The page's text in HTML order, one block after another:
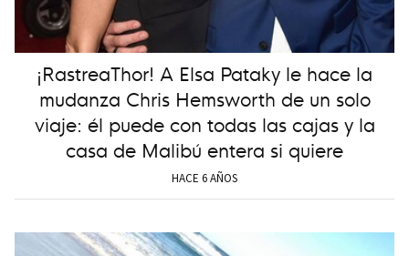
¡RastreaThor! A Elsa Pataky le hace la
mudanza Chris Hemsworth de un solo
viaje: él puede con todas las cajas y la
casa de Malibú entera si quiere
HACE 6 AÑOS